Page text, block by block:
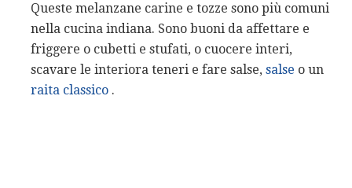
Queste melanzane carine e tozze sono più comuni
nella cucina indiana. Sono buoni da affettare e
friggere o cubetti e stufati, o cuocere interi,
scavare le interiora teneri e fare salse, salse o un
raita classico .